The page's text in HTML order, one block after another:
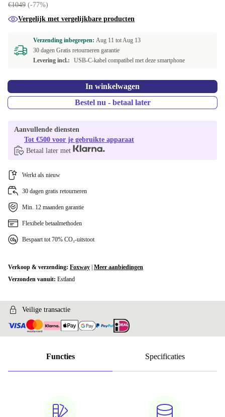
€1049 (-77%)
Vergelijk met vergelijkbare producten
Verzending inbegrepen: Aug 11 totAug 13
30 dagen Gratis retourneren garantie
Levering incl.:
USB-C-kabel compatibel met deze smartphone
In winkelwagen
Bestel nu - betaal later
Aanvullende diensten
Tot €500 voor je gebruikte apparaat
Betaal later met
Werkt als nieuw
30 dagen gratis retourneren
Min. 12 maanden garantie
Flexibele betaalmethoden
Bespaart tot 70% CO₂-uitstoot
Verkoop & verzending: Foxway Meer aanbiedingen
Verzonden vanuit: Estland
Veilige transactie
Functies Specificaties